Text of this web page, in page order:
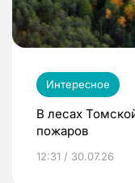
Интересное
В лесах
пожаров
12:31 / 30.07.26